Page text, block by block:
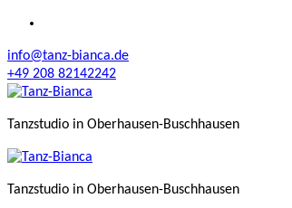
Zum
springen
info@tanz-bianca.de
+49 208 82142242
Tanzstudio in Oberhausen-Buschhausen
Tanzstudio in Oberhausen-Buschhausen